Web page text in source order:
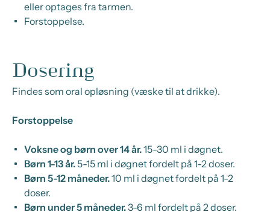
eller optages fra tarmen.
Forstoppelse.
Dosering
Findes som oral opløsning (væske til at drikke).
Forstoppelse
Voksne og børn over 14 år.15-30 ml i døgnet.
Børn 1-13 år.5-15 ml i døgnet fordelt på 1-2 doser.
Børn 5-12 måneder.10 ml i døgnet fordelt på 1-2
doser.
Børn under 5 måneder.3-6 ml fordelt på 2 doser.